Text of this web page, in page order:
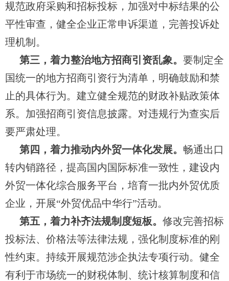
规范政府采购和招标投标，加强对中标结果的公
平性审查，健全企业正常申诉渠道，完善投诉处
理机制。
第三，着力整治地方招商引资乱象。 要制定全
国统一的地方招商引资行为清单，明确鼓励和禁
止的具体行为。建立健全规范的财政补贴政策体
系。加强招商引资信息披露。对违规行为查实后
要严肃处理。
第四，着力推动内外贸一体化发展。 畅通出口
转内销路径，提高国内国际标准一致性，建设内
外贸一体化综合服务平台，培育一批内外贸优质
企业，开展“外贸优品中华行”活动。
第五，着力补齐法规制度短板。 修改完善招标
投标法、价格法等法律法规，强化制度标准的刚
性约束。持续开展规范涉企执法专项行动。健全
有利于市场统一的财税体制、统计核算制度和信